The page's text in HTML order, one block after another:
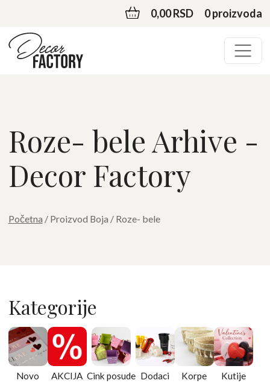
0,00 RSD 0 proizvoda
Roze- bele Arhive -
Decor Factory
Početna / Proizvod Boja / Roze- bele
Kategorije
Novo AKCIJA Cink posude Dodaci Korpe Kutije